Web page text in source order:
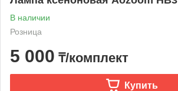
В наличии
Розница
5 000 ₸/комплект
Купить